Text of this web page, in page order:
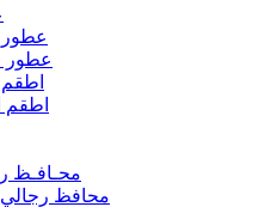
عطور
عطور
اطقم
محـافـظ
محافظ